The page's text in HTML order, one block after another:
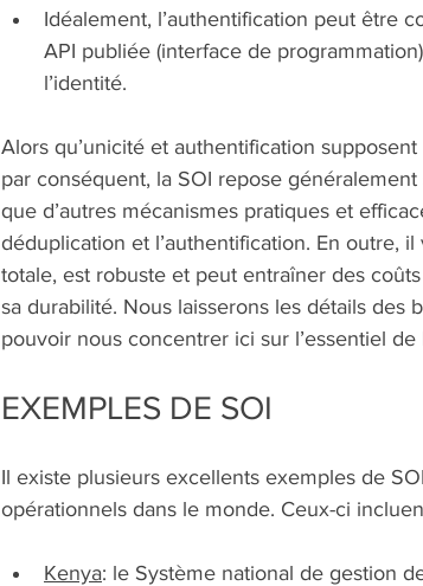
Idéalement, l’authentification peut être
API publiée (interface de
l’identité.
Alors qu’unicité et authentification
par conséquent, la SOI repose
que d’autres mécanismes pratiques et
déduplication et l’authentification. En outre,
totale, est robuste et peut entraîner des
sa durabilité. Nous laisserons les détails des
pouvoir nous concentrer ici sur l’essentiel
EXEMPLES DE SOI
Il existe plusieurs excellents exemples de
opérationnels dans le monde. Ceux-ci
Kenya: le Système national de gestion